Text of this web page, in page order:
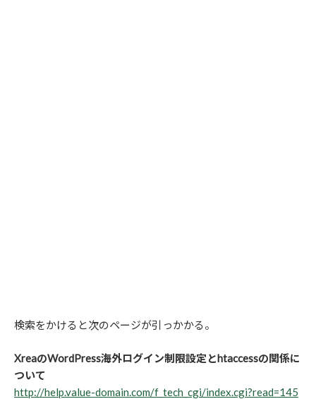
検索をかけると次のページが引っかかる。
XreaのWordPress海外ログイン制限設定とhtaccessの関係に
ついて
http://help.value-domain.com/f_tech_cgi/index.cgi?read=145